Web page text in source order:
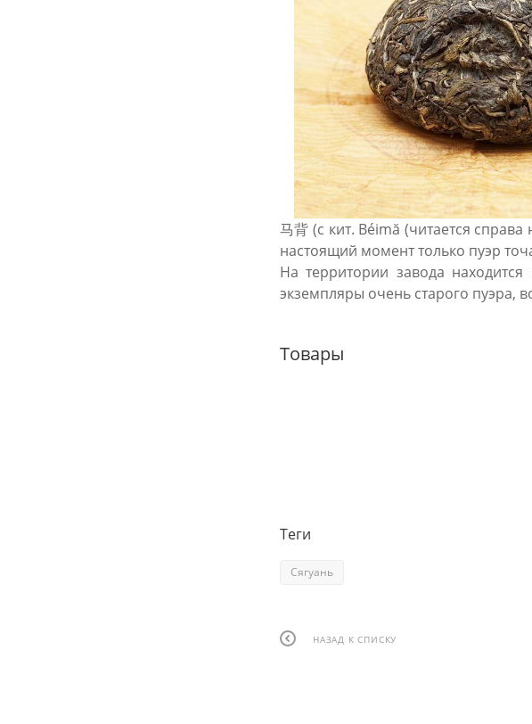
马背 (с кит. Béimă (читается
настоящий момент только пуэр
На территории завода
экземпляры очень старого пуэра,
Товары
Теги
Сягуань
НАЗАД К СПИСКУ